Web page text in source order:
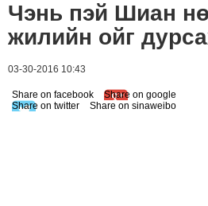
Чэнь пэй Шиан
жилийн ойг
03-30-2016 10:43
Share on facebook
Share on google
Share on twitter
Share on sinaweibo